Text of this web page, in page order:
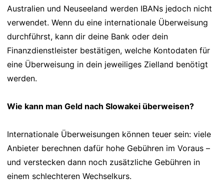
Australien und Neuseeland werden IBANs jedoch nicht
verwendet. Wenn du eine internationale Überweisung
durchführst, kann dir deine Bank oder dein
Finanzdienstleister bestätigen, welche Kontodaten für
eine Überweisung in dein jeweiliges Zielland benötigt
werden.
Wie kann man Geld nach Slowakei überweisen?
Internationale Überweisungen können teuer sein: viele
Anbieter berechnen dafür hohe Gebühren im Voraus –
und verstecken dann noch zusätzliche Gebühren in
einem schlechteren Wechselkurs.